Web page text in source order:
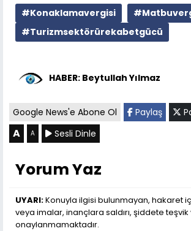
#Konaklamavergisi
#Turizmsektörürekabetgücü
HABER: Beytullah Yılmaz
Google News'e Abone Ol Paylaş
A A Sesli Dinle
Yorum Yaz
UYARI:Konuyla ilgisi bulunmayan, hakaret
veya imalar, inançlara saldırı, şiddete teşvik
onaylanmamaktadır.